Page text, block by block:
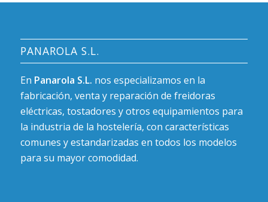
PANAROLA S.L.
En Panarola S.L. nos especializamos en la
fabricación, venta y reparación de freidoras
eléctricas, tostadores y otros equipamientos para
la industria de la hostelería, con características
comunes y estandarizadas en todos los modelos
para su mayor comodidad.